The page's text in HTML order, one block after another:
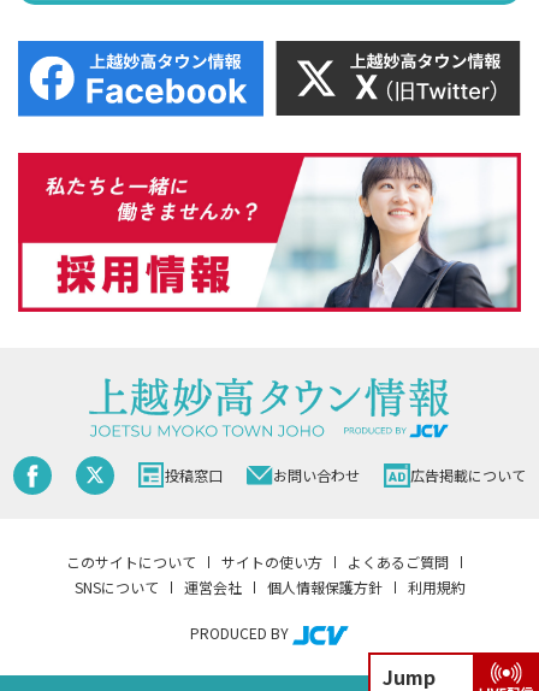
Jump
投稿窓口 お問い合わせ 広告掲載について
このサイトについて サイトの使い方
よくあるご質問
SNSについて
運営会社 個人情報保護方針 利用規約
PRODUCED BY